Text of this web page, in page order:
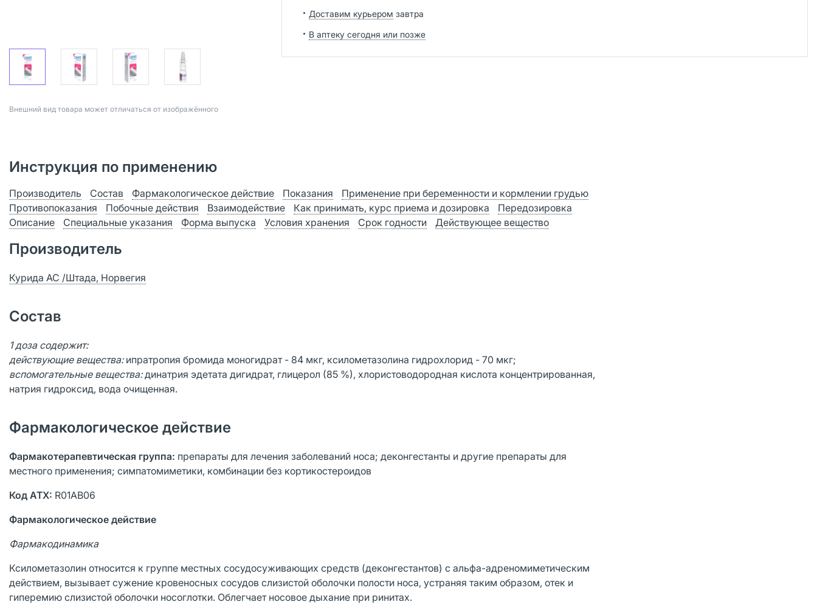
Bнешний вид товара может отличаться от изображённого
Доставим курьером завтра
В аптеку сегодня или позже
Инструкция по применению
Производитель Состав Фармакологическое действие Показания
Применение при беременности и кормлении грудью
Противопоказания
Побочные действия Взаимодействие Как принимать, курс приема и дозировка
Передозировка
Описание
Специальные указания Форма выпуска Условия хранения Срок годности Действующее вещество
Производитель
Курида АС /Штада, Норвегия
Состав
1 доза содержит:
действующие вещества: ипратропия бромида моногидрат - 84 мкг, ксилометазолина гидрохлорид - 70 мкг;
вспомогательные вещества:динатрия эдетата дигидрат, глицерол (85 %), хлористоводородная кислота концентрированная,
натрия гидроксид, вода очищенная.
Фармакологическое действие
Фармакотерапевтическая группа: препараты для лечения заболеваний носа; деконгестанты и другие препараты для
местного применения; симпатомиметики, комбинации без кортикостероидов
Код АТХ: R01AB06
Фармакологическое действие
Фармакодинамика
Ксилометазолин относится к группе местных сосудосуживающих средств (деконгестантов) с альфа-адреномиметическим
действием, вызывает сужение кровеносных сосудов слизистой оболочки полости носа, устраняя таким образом, отек и
гиперемию слизистой оболочки носоглотки. Облегчает носовое дыхание при ринитах.